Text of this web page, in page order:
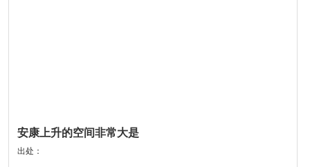
安康上升的空间非常大是
出处：